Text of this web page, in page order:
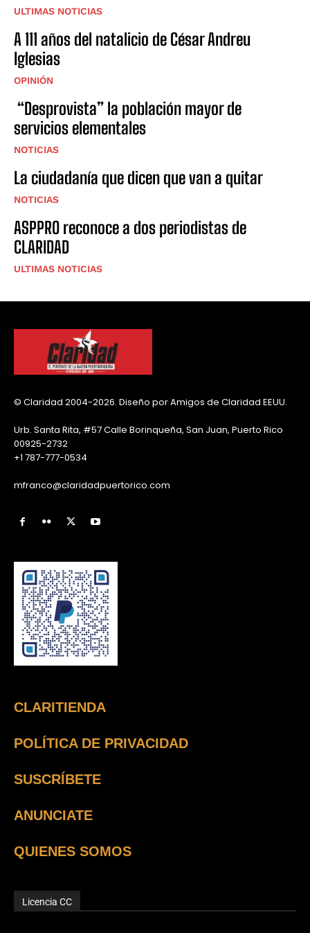
ULTIMAS NOTICIAS
A 111 años del natalicio de César Andreu
Iglesias
OPINIÓN
“Desprovista” la población mayor de
servicios elementales
NOTICIAS
La ciudadanía que dicen que van a quitar
NOTICIAS
ASPPRO reconoce a dos periodistas de
CLARIDAD
ULTIMAS NOTICIAS
© Claridad 2004-2026. Diseño por Amigos de Claridad EEUU.
Urb. Santa Rita, #57 Calle Borinqueña, San Juan, Puerto Rico
00925-2732
+1 787-777-0534
mfranco@claridadpuertorico.com
CLARITIENDA
POLÍTICA DE PRIVACIDAD
SUSCRÍBETE
ANUNCIATE
QUIENES SOMOS
Licencia CC